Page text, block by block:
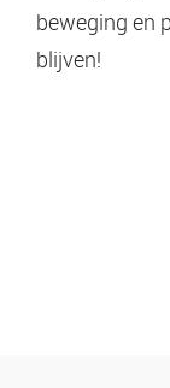
beweging en
blijven!